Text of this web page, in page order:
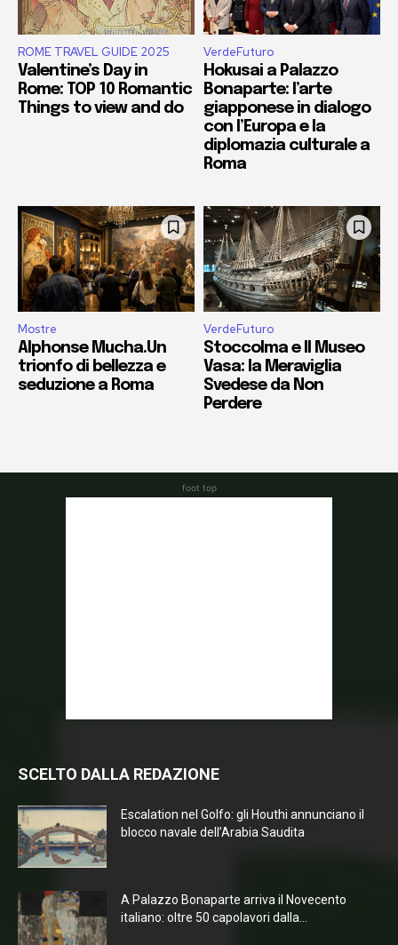
foot top
SCELTO DALLA REDAZIONE
Escalation nel Golfo: gli Houthi annunciano il
blocco navale dell’Arabia Saudita
A Palazzo Bonaparte arriva il Novecento
italiano: oltre 50 capolavori dalla...